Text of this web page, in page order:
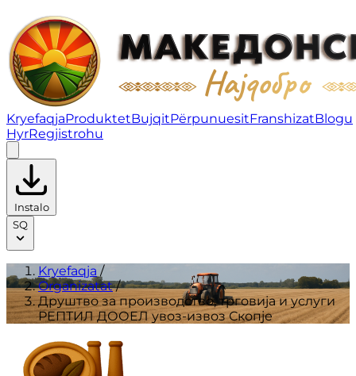
Друштво за производство, трговија и услуги
KryefaqjaProduktetBujqitPërpunuesitFranshizatBlogu
HyrRegjistrohu
Instalo
SQ
Kryefaqja /
Organizatat/
Друштво за производство, трговија и услуги
РЕПТИЛ ДООЕЛ увоз-извоз Скопје